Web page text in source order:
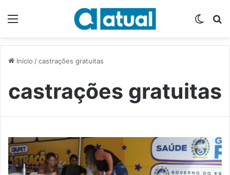
Início /castrações gratuitas
castrações gratuitas